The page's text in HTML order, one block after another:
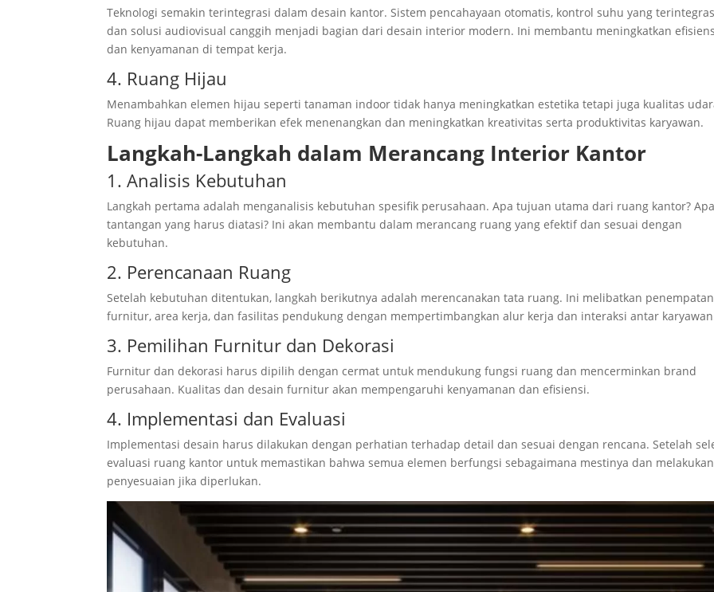
Teknologi semakin terintegrasi dalam desain kantor. Sistem pencahayaan otomatis, kontrol suhu yang
dan solusi audiovisual canggih menjadi bagian dari desain interior modern. Ini membantu meningkatkan
dan kenyamanan di tempat kerja.
4. Ruang Hijau
Menambahkan elemen hijau seperti tanaman indoor tidak hanya meningkatkan estetika tetapi juga kualitas
Ruang hijau dapat memberikan efek menenangkan dan meningkatkan kreativitas serta produktivitas karyawan.
Langkah-Langkah dalam Merancang Interior Kantor
1. Analisis Kebutuhan
Langkah pertama adalah menganalisis kebutuhan spesifik perusahaan. Apa tujuan utama dari ruang kantor? Apa
tantangan yang harus diatasi? Ini akan membantu dalam merancang ruang yang efektif dan sesuai dengan
kebutuhan.
2. Perencanaan Ruang
Setelah kebutuhan ditentukan, langkah berikutnya adalah merencanakan tata ruang. Ini melibatkan penempatan
furnitur, area kerja, dan fasilitas pendukung dengan mempertimbangkan alur kerja dan interaksi antar
3. Pemilihan Furnitur dan Dekorasi
Furnitur dan dekorasi harus dipilih dengan cermat untuk mendukung fungsi ruang dan mencerminkan brand
perusahaan. Kualitas dan desain furnitur akan mempengaruhi kenyamanan dan efisiensi.
4. Implementasi dan Evaluasi
Implementasi desain harus dilakukan dengan perhatian terhadap detail dan sesuai dengan rencana. Setelah
evaluasi ruang kantor untuk memastikan bahwa semua elemen berfungsi sebagaimana mestinya dan melakukan
penyesuaian jika diperlukan.